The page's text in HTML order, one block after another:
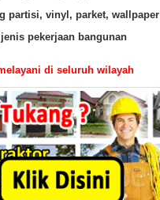
partisi, vinyl, parket, wallpaper
pekerjaan bangunan
di seluruh wilayah